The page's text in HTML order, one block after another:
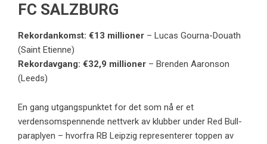
FC SALZBURG
Rekordankomst: €13 millioner – Lucas Gourna-Douath
(Saint Etienne)
Rekordavgang: €32,9 millioner – Brenden Aaronson
(Leeds)
En gang utgangspunktet for det som nå er et
verdensomspennende nettverk av klubber under Red Bull-
paraplyen – hvorfra RB Leipzig representerer toppen av